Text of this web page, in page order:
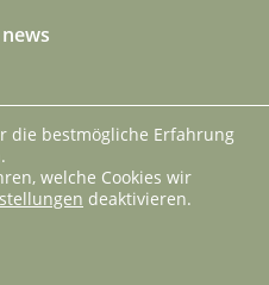
news
datenschutz
die bestmögliche Erfahrung
welche Cookies wir
deaktivieren.